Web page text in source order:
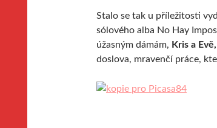
Stalo se tak u příležitosti
sólového alba No Hay
úžasným dámám, Kris a Evě,
doslova, mravenčí práce,